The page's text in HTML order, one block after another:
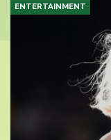
ENTERTAINMENT